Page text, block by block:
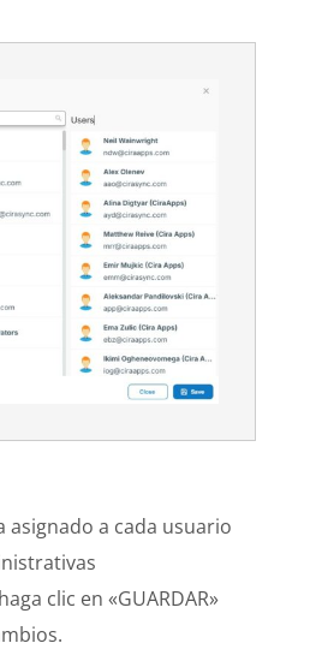
asignado a cada usuario
clic en «GUARDAR»